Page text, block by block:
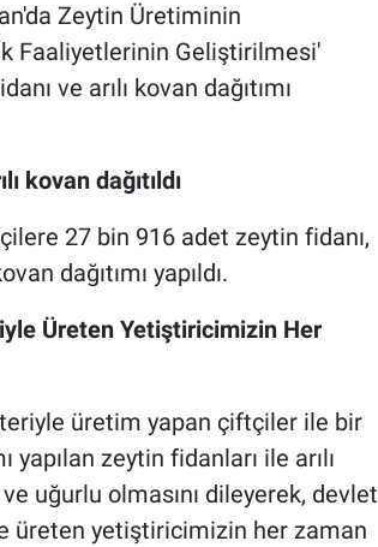
Zeytin Üretiminin
Faaliyetlerinin Geliştirilmesi'
ve arılı kovan dağıtımı
kovan dağıtıldı
27 bin 916 adet zeytin fidanı,
dağıtımı yapıldı.
Üreten Yetiştiricimizin Her
teriyle üretim yapan çiftçiler ile bir
yapılan zeytin fidanları ile arılı
uğurlu olmasını dileyerek, devlet
üreten yetiştiricimizin her zaman